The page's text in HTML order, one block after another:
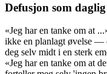
Defusjon som
«Jeg har en tanke om at
ikke en planlagt øvelse —
deg selv midt i en sterk
«Jeg har en tanke om at